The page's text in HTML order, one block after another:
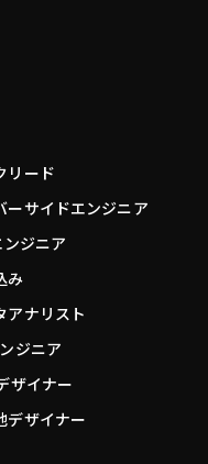
リード
ーサイドエンジニア
ジニア
み
アナリスト
ジニア
ザイナー
デザイナー